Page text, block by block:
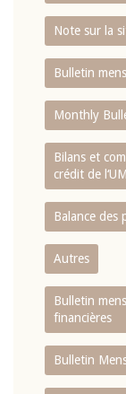
Note sur la
Bulletin
Monthly
Bilans et
crédit de
Balance des
Autres
Bulletin
financières
Bulletin